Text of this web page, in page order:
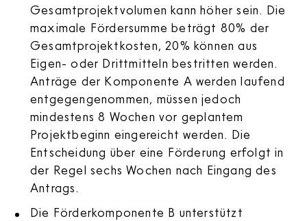
Gesamtprojektvolumen kann höher sein. Die
maximale Fördersumme beträgt 80% der
Gesamtprojektkosten, 20% können aus
Eigen- oder Drittmitteln bestritten werden.
Anträge der Komponente A werden laufend
entgegengenommen, müssen jedoch
mindestens 8 Wochen vor geplantem
Projektbeginn eingereicht werden. Die
Entscheidung über eine Förderung erfolgt in
der Regel sechs Wochen nach Eingang des
Antrags.
Die Förderkomponente B unterstützt